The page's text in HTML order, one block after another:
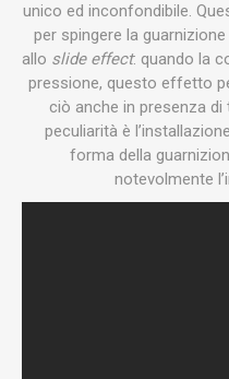
unico ed inconfondibile.
per spingere la
allo slide effect: quando la
pressione, questo effetto
ciò anche in presenza
peculiarità è
forma della
notevolmente